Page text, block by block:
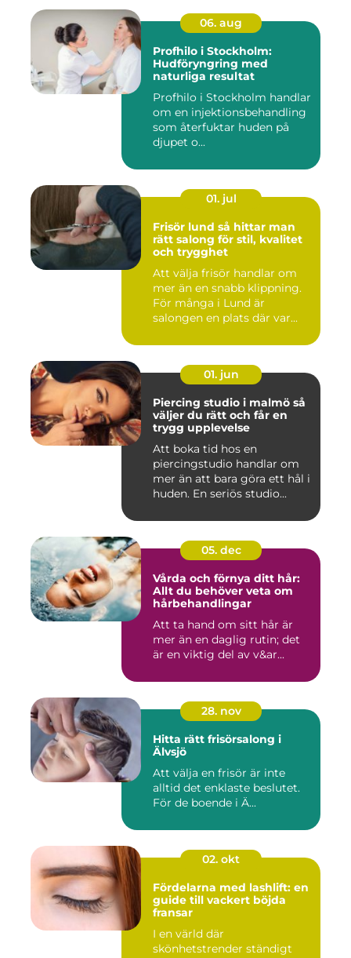
06. aug
Profhilo i Stockholm:
Hudföryngring med
naturliga resultat
Profhilo i Stockholm handlar
om en injektionsbehandling
som återfuktar huden på
djupet o...
01. jul
Frisör lund så hittar man
rätt salong för stil, kvalitet
och trygghet
Att välja frisör handlar om
mer än en snabb klippning.
För många i Lund är
salongen en plats där var...
01. jun
Piercing studio i malmö så
väljer du rätt och får en
trygg upplevelse
Att boka tid hos en
piercingstudio handlar om
mer än att bara göra ett hål i
huden. En seriös studio...
05. dec
Vårda och förnya ditt hår:
Allt du behöver veta om
hårbehandlingar
Att ta hand om sitt hår är
mer än en daglig rutin; det
är en viktig del av v&ar...
28. nov
Hitta rätt frisörsalong i
Älvsjö
Att välja en frisör är inte
alltid det enklaste beslutet.
För de boende i Ä...
02. okt
Fördelarna med lashlift: en
guide till vackert böjda
fransar
I en värld där
skönhetstrender ständigt